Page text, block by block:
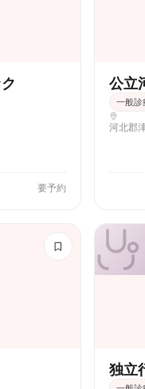
要予約
公立
一般診
河北郡
独立